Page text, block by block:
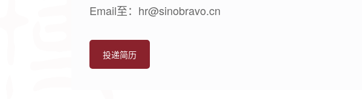
Email至：hr@sinobravo.cn
投递简历